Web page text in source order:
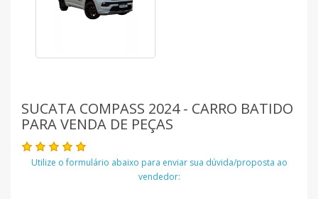
SUCATA COMPASS 2024 - CARRO BATIDO
PARA VENDA DE PEÇAS
Utilize o formulário abaixo para enviar sua dúvida/proposta ao
vendedor: